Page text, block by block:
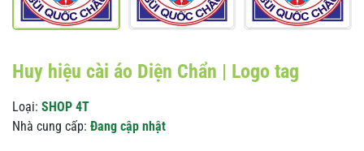
Huy hiệu cài áo Diện Chẩn | Logo tag
Loại: SHOP 4T
Nhà cung cấp: Đang cập nhật